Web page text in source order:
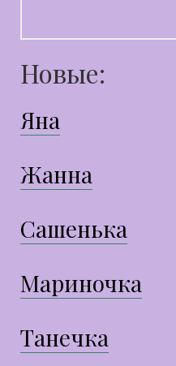
Новые:
Яна
Жанна
Сашенька
Мариночка
Танечка